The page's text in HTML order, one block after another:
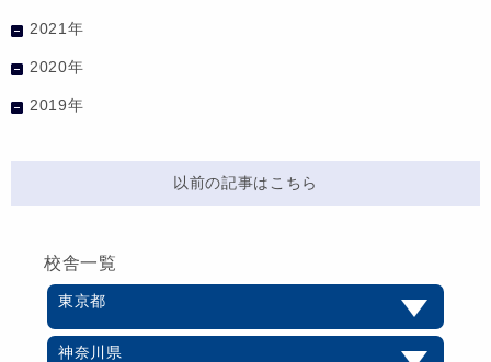
2021年
2020年
2019年
以前の記事はこちら
校舎一覧
東京都
神奈川県